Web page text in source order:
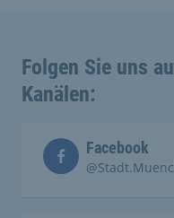
Folgen Sie uns
Kanälen:
Facebook